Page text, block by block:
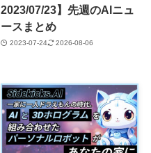
2023/07/23】先週のAIニュ
ースまとめ
2023-07-24 2026-08-06